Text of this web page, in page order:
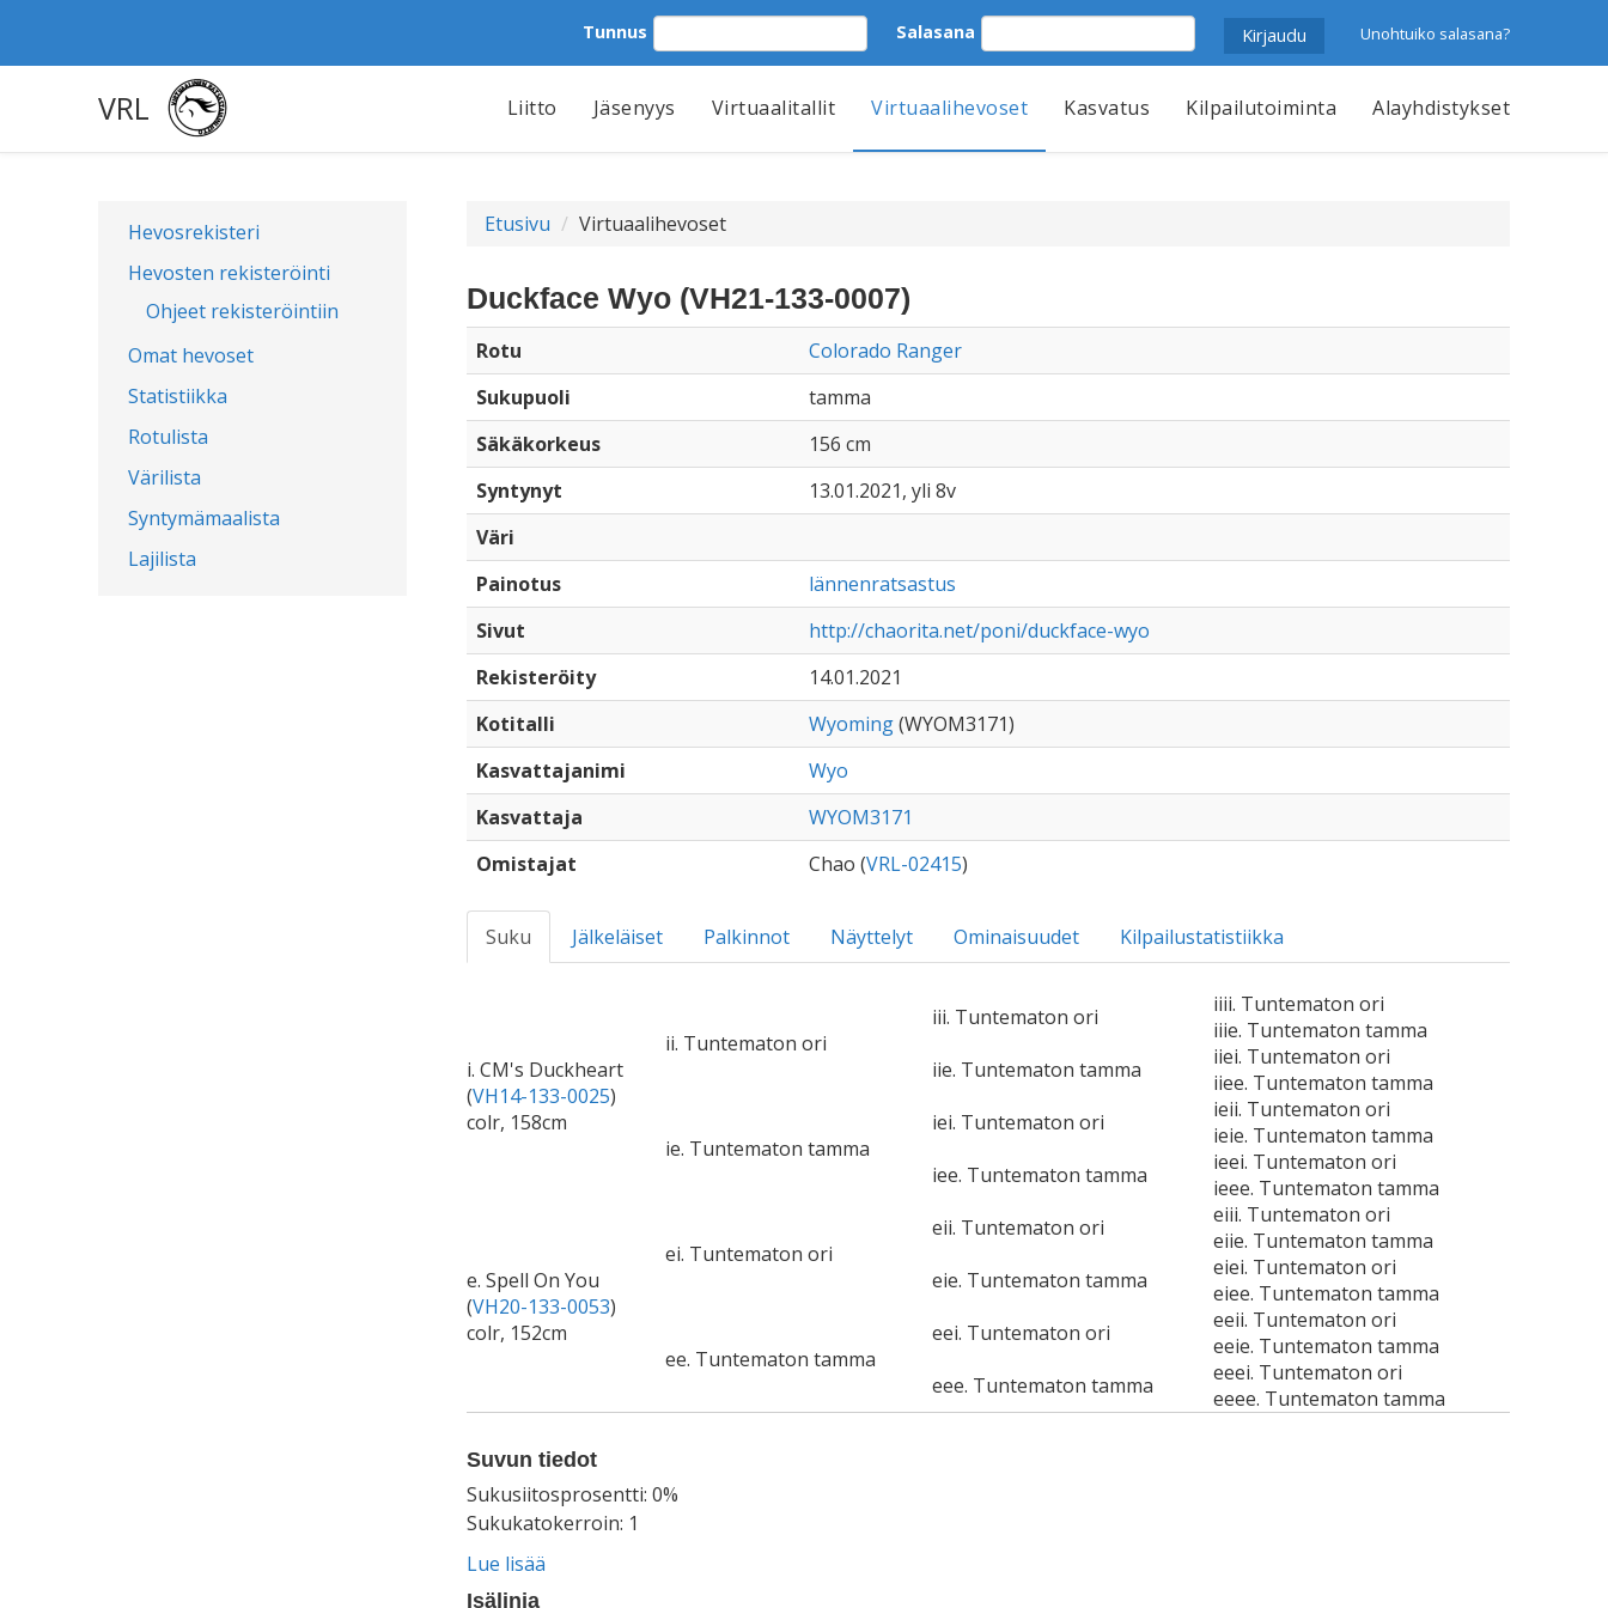
Tunnus Salasana Unohtuiko salasana?
VRL Liitto Jäsenyys Virtuaalitallit Virtuaalihevoset Kasvatus Kilpailutoiminta Alayhdistykset
Hevosrekisteri
Hevosten rekisteröinti
Ohjeet rekisteröintiin
Omat hevoset
Statistiikka
Rotulista
Värilista
Syntymämaalista
Lajilista
Etusivu Virtuaalihevoset
Duckface Wyo (VH21-133-0007)
Rotu
Colorado Ranger
Sukupuoli
tamma
Säkäkorkeus
156 cm
Syntynyt
13.01.2021, yli 8v
Väri
Painotus
lännenratsastus
Sivut
http://chaorita.net/poni/duckface-wyo
Rekisteröity
14.01.2021
Kotitalli
Wyoming(WYOM3171)
Kasvattajanimi
Wyo
Kasvattaja
WYOM3171
Omistajat
Chao (VRL-02415)
Suku Jälkeläiset Palkinnot Näyttelyt Ominaisuudet Kilpailustatistiikka
i. CM's Duckheart
(VH14-133-0025)
colr, 158cm
ii. Tuntematon ori
iii. Tuntematon ori
iiii. Tuntematon ori
iiie. Tuntematon tamma
iie. Tuntematon tamma
iiei. Tuntematon ori
iiee. Tuntematon tamma
ie. Tuntematon tamma
iei. Tuntematon ori
ieii. Tuntematon ori
ieie. Tuntematon tamma
iee. Tuntematon tamma
ieei. Tuntematon ori
ieee. Tuntematon tamma
e. Spell On You
(VH20-133-0053)
colr, 152cm
ei. Tuntematon ori
eii. Tuntematon ori
eiii. Tuntematon ori
eiie. Tuntematon tamma
eie. Tuntematon tamma
eiei. Tuntematon ori
eiee. Tuntematon tamma
ee. Tuntematon tamma
eei. Tuntematon ori
eeii. Tuntematon ori
eeie. Tuntematon tamma
eee. Tuntematon tamma
eeei. Tuntematon ori
eeee. Tuntematon tamma
Suvun tiedot
Sukusiitosprosentti: 0%
Sukukatokerroin: 1
Lue lisää
Isälinja